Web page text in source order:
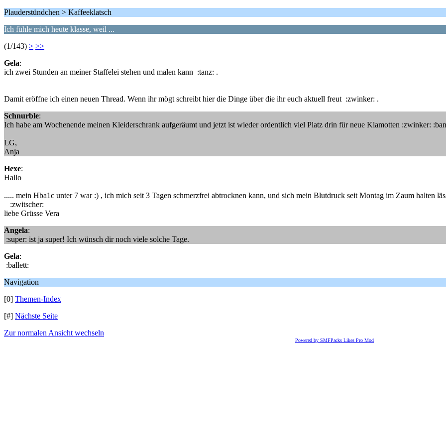
Plauderstündchen > Kaffeeklatsch
Ich fühle mich heute klasse, weil ...
(1/143) > >>
Gela:
ich zwei Stunden an meiner Staffelei stehen und malen kann :tanz: .
Damit eröffne ich einen neuen Thread. Wenn ihr mögt schreibt hier die Dinge über die ihr euch aktuell freut :zwinker: .
Schnurble:
Ich habe am Wochenende meinen Kleiderschrank aufgeräumt und jetzt ist wieder ordentlich viel Platz drin für neue Klamotten :zwinker:
LG,
Anja
Hexe:
Hallo
..... mein Hba1c unter 7 war :) , ich mich seit 3 Tagen schmerzfrei abtrocknen kann, und sich mein Blutdruck seit Montag im Zaum halten
:zwitscher:
liebe Grüsse Vera
Angela:
:super: ist ja super! Ich wünsch dir noch viele solche Tage.
Gela:
:ballett:
Navigation
[0] Themen-Index
[#] Nächste Seite
Zur normalen Ansicht wechseln
Powered by SMFPacks Likes Pro Mod